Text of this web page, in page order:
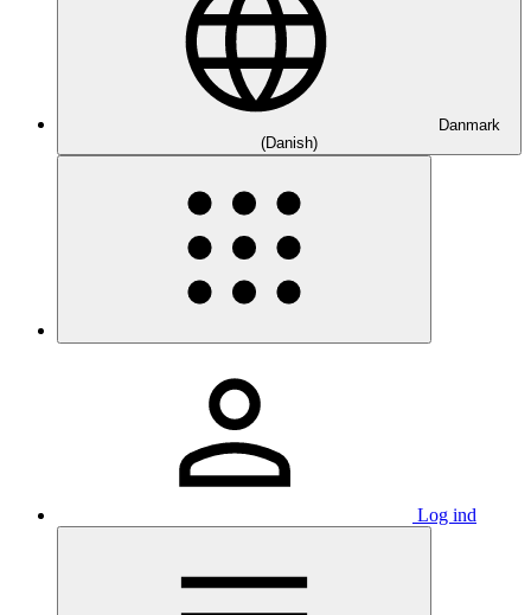
Danmark
(Danish)
Log ind